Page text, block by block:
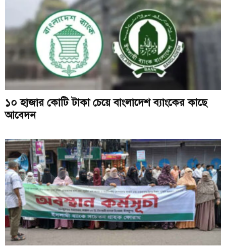
১০ হাজার কোটি টাকা চেয়ে বাংলাদেশ ব্যাংকের কাছে
আবেদন